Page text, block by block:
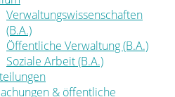
und Unternehmen
Verwaltungswissenschaften
(B.A.)
Öffentliche Verwaltung (B.A.)
Soziale Arbeit (B.A.)
& öffentliche